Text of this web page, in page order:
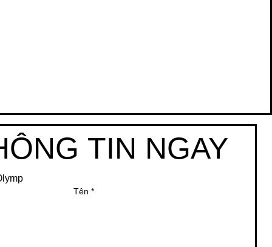
TIN NGAY
Tên *